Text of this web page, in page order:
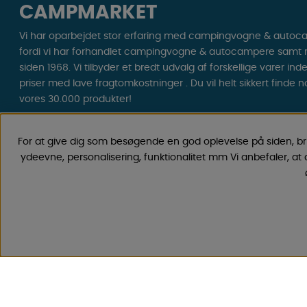
CAMPMARKET
Vi har oparbejdet stor erfaring med campingvogne &
fordi vi har forhandlet campingvogne & autocampere samt
siden 1968. Vi tilbyder et bredt udvalg af forskellige varer
priser med lave fragtomkostninger . Du vil helt sikkert finde
vores 30.000 produkter!
Campinglivet begynder hos os!
For at give dig som besøgende en god oplevelse på siden,
ydeevne, personalisering, funktionalitet mm Vi anbefaler,